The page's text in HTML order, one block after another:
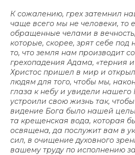
К сожалению, грех затемнил
чаще всего мы не человеки, то
обращенные челами в
которые, скорее, зрят себе под
то, что земля нам производит
грехопадения Адама, «терния
Христос пришел в мир и
людям для того, чтобы мы,
глаза к небу и увидели
устроили свою жизнь так,
видение Бога было нашей
та крещенская вода, которая
освящена, да послужит вам в
сил, в очищение духовного
вашему труду по исполнению